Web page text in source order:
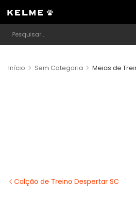
Início > Sem Categoria > Meias de
Calção de Treino Despertar SC